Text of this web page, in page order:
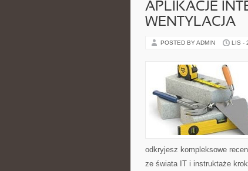
APLIKACJE
WENTYLACJA
POSTED BY ADMIN LIS -
odkryjesz kompleksowe
ze świata IT i instruktaże